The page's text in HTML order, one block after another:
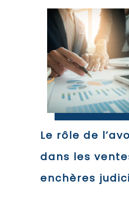
Le rôle de
dans les
enchères